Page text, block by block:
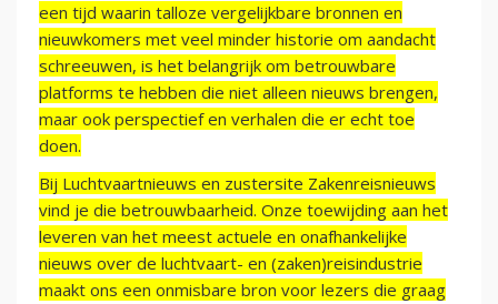
een tijd waarin talloze vergelijkbare bronnen en
nieuwkomers met veel minder historie om aandacht
schreeuwen, is het belangrijk om betrouwbare
platforms te hebben die niet alleen nieuws brengen,
maar ook perspectief en verhalen die er echt toe
doen.
Bij Luchtvaartnieuws en zustersite Zakenreisnieuws
vind je die betrouwbaarheid. Onze toewijding aan het
leveren van het meest actuele en onafhankelijke
nieuws over de luchtvaart- en (zaken)reisindustrie
maakt ons een onmisbare bron voor lezers die graag